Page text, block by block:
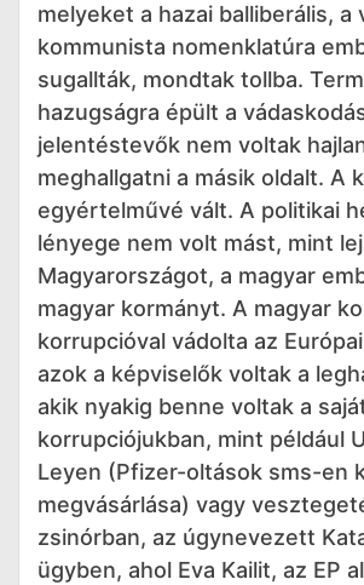
melyeket a hazai balliberális, a
kommunista nomenklatúra
sugallták, mondtak tollba.
hazugságra épült a
jelentéstevők nem voltak
meghallgatni a másik oldalt. A
egyértelművé vált. A politikai
lényege nem volt mást, mint
Magyarországot, a magyar
magyar kormányt. A magyar
korrupcióval vádolta az
azok a képviselők voltak a
akik nyakig benne voltak a
korrupciójukban, mint például
Leyen (Pfizer-oltások sms-en
megvásárlása) vagy
zsinórban, az úgynevezett
ügyben, ahol Eva Kailit, az EP